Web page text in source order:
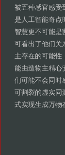
被五种感官感受
是人工智能奇点
智慧更不可能是
可看出了他们关
主存在的可能性
能由造物主精心
们可能不会同时
可割裂的虚实同
式实现生成万物